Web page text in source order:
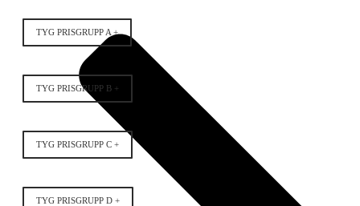
TYG PRISGRUPP A +
TYG PRISGRUPP B +
TYG PRISGRUPP C +
TYG PRISGRUPP D +